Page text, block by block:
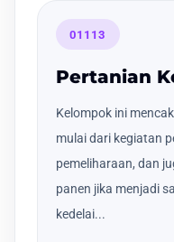
01113
Pertanian
Kelompok ini
mulai dari kegiatan
pemeliharaan, dan
panen jika menjadi
kedelai...